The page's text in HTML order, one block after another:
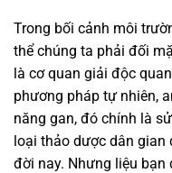
Trong bối cảnh môi
thể chúng ta phải đối
là cơ quan giải độc
phương pháp tự nhiên,
năng gan, đó chính là
loại thảo dược dân
đời nay. Nhưng liệu bạn